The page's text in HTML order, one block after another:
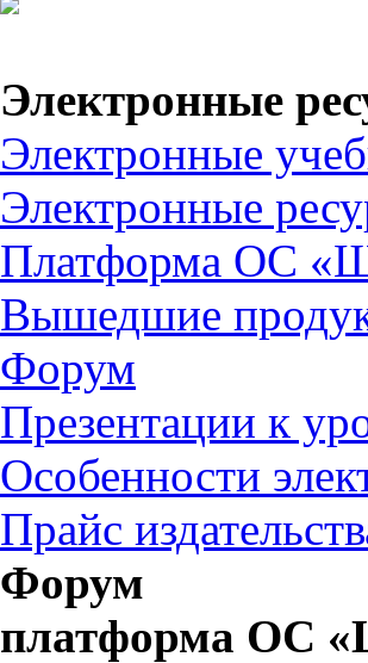
Электронные
Электронные
Электронные
Платформа ОС
Вышедшие
Форум
Презентации к
Особенности
Прайс
Форум
платформа ОС